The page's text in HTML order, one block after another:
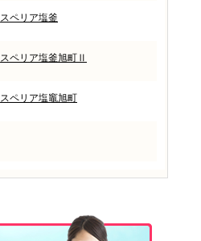
スペリア塩釜
スペリア塩釜旭町Ⅱ
スペリア塩竈旭町